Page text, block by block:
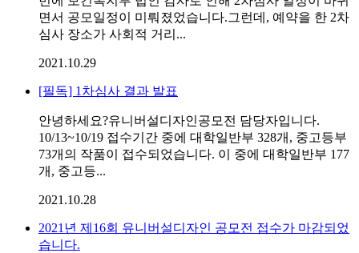
면서 공모일정이 미뤄졌었습니다.그런데, 예약을 한 2차
심사 장소가 사회적 거리...
2021.10.29
[필독] 1차심사 결과 발표
안녕하세요?유니버설디자인공모전 담당자입니다.
10/13~10/19 접수기간 중에 대학일반부 328개, 중고등부
73개의 작품이 접수되었습니다. 이 중에 대학일반부 177
개, 중고등...
2021.10.28
2021년 제16회 유니버설디자인 공모전 접수가 마감되었
습니다.